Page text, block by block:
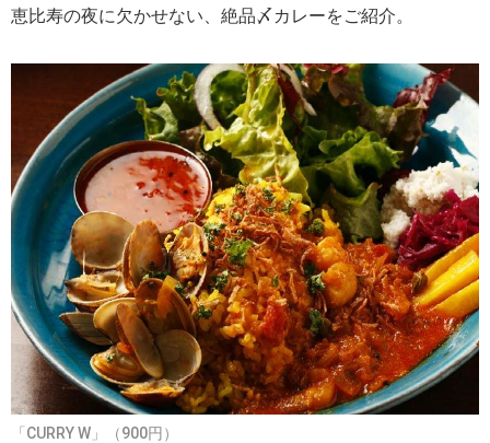
恵比寿の夜に欠かせない、絶品〆カレーをご紹介。
「CURRY W」（900円）